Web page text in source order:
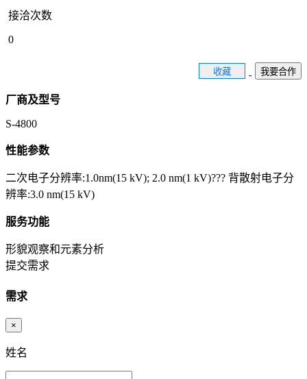
接洽次数
0
收藏 我要合作
厂商及型号
S-4800
性能参数
二次电子分辨率:1.0nm(15 kV); 2.0 nm(1 kV)??? 背散射电子分
辨率:3.0 nm(15 kV)
服务功能
形貌观察和元素分析
提交需求
需求
×
姓名